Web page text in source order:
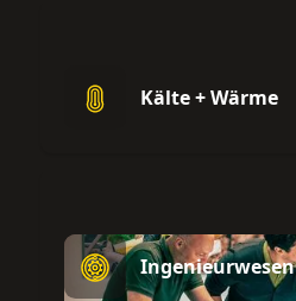
Kälte + Wärme
Ingenieurwesen